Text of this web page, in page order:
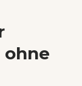
ohne